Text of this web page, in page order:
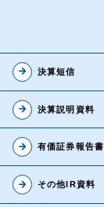
arrow_forward 決算短信
arrow_forward 決算説明資料
arrow_forward 有価証券報告書
arrow_forward その他IR資料